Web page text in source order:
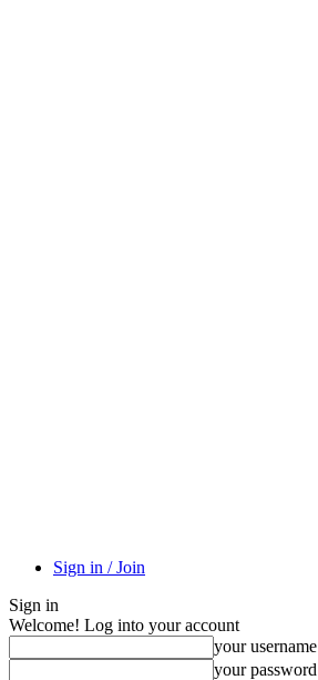
Sign in / Join
Sign in
Welcome! Log into your account
your username
your password